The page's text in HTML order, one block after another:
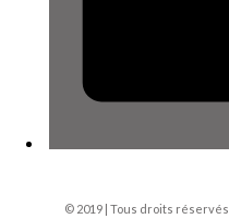
© 2019 | Tous droits réservés